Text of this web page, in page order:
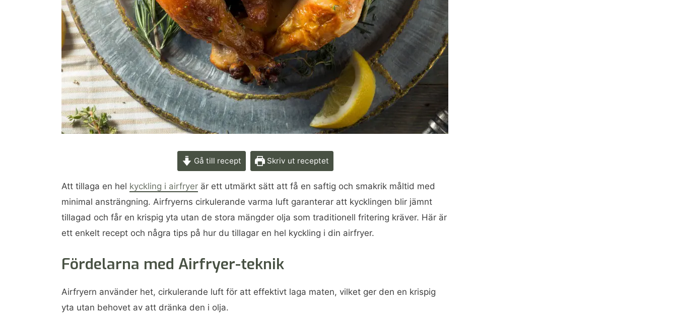
Gå till recept Skriv ut receptet
Att tillaga en hel kyckling i airfryer är ett utmärkt sätt att få en saftig och smakrik måltid med
minimal ansträngning. Airfryerns cirkulerande varma luft garanterar att kycklingen blir jämnt
tillagad och får en krispig yta utan de stora mängder olja som traditionell fritering kräver. Här är
ett enkelt recept och några tips på hur du tillagar en hel kyckling i din airfryer.
Fördelarna med Airfryer-teknik
Airfryern använder het, cirkulerande luft för att effektivt laga maten, vilket ger den en krispig
yta utan behovet av att dränka den i olja.